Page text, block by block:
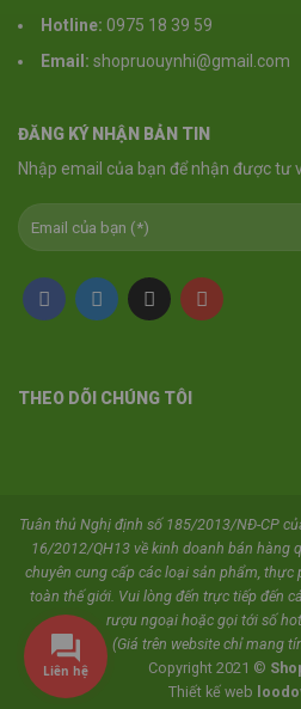
Hotline: 0975 18 39 59
Email: shopruouynhi@gmail.com
ĐĂNG KÝ NHẬN BẢN TIN
Nhập email của bạn để nhận được tư
THEO DÕI CHÚNG TÔI
Tuân thủ Nghị định số 185/2013/NĐ-CP
16/2012/QH13 về kinh doanh bán hàng
chuyên cung cấp các loại sản phẩm,
toàn thế giới. Vui lòng đến trực tiếp đến
rượu ngoại hoặc gọi tới số
(Giá trên website chỉ mang
Copyright 2021 ©
Thiết kế web
Liên hệ